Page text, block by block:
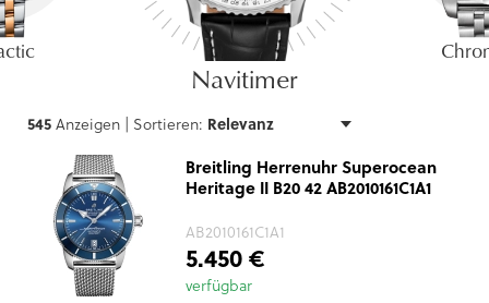
Navitimer
545Anzeigen | Sortieren:
Breitling Herrenuhr Superocean
Heritage II B20 42 AB2010161C1A1
AB2010161C1A1
5.450 €
verfügbar